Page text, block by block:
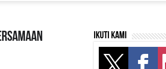
Ikuti kami